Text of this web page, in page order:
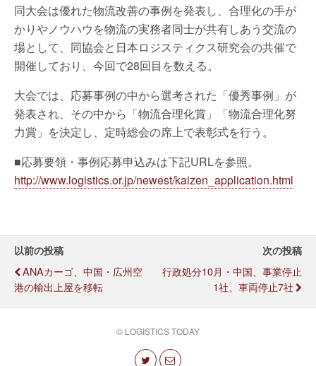
同大会は優れた物流改善の事例を発表し、合理化の手が
かりやノウハウを物流の実務者同士が共有しあう交流の
場として、同協会と日本ロジスティクス研究会の共催で
開催しており、今回で28回目を数える。
大会では、応募事例の中から選考された「優秀事例」が
発表され、その中から「物流合理化賞」「物流合理化努
力賞」を決定し、定時総会の席上で表彰式を行う。
■応募要領・事例応募申込みは下記URLを参照。
http://www.logistics.or.jp/newest/kaizen_application.html
以前の投稿
ANAカーゴ、中国・広州空
港の輸出上屋を移転
次の投稿
行政処分10月・中国、事業停止
1社、車両停止7社
© LOGISTICS TODAY